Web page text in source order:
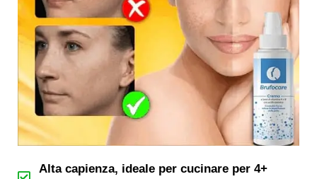
Alta capienza, ideale per cucinare per 4+